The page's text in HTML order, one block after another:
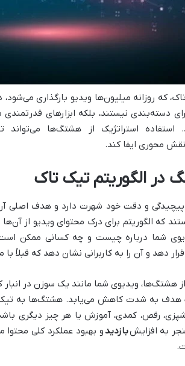
که روزانه میلیون‌ها ویدیو بارگذاری
دسته‌بندی نیستند، بلکه ابزارهای
استفاده استراتژیک از هشتگ‌ها
نقش محوری ایفا کند.
الگوریتم تیک تاک
پیچیدگی و دقت خود شهرت دارد و هدف اصلی
که الگوریتم برای درک محتوای ویدیو از
شما درباره چیست و چه کسانی ممکن است
دهد و آن را به کاربرانی نشان دهد که قبلاً
هشتگ‌ها، ویدیوی شما مانند یک سوزن در انبار
رقص، کمدی، آموزش یا هر چیز دیگری
به افزایشبازدیدو بهبود عملکرد کلی محتوا